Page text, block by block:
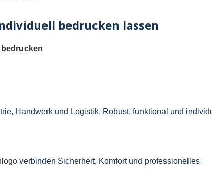
bedrucken lassen
Handwerk und Logistik. Robust, funktional und
verbinden Sicherheit, Komfort und professionelles